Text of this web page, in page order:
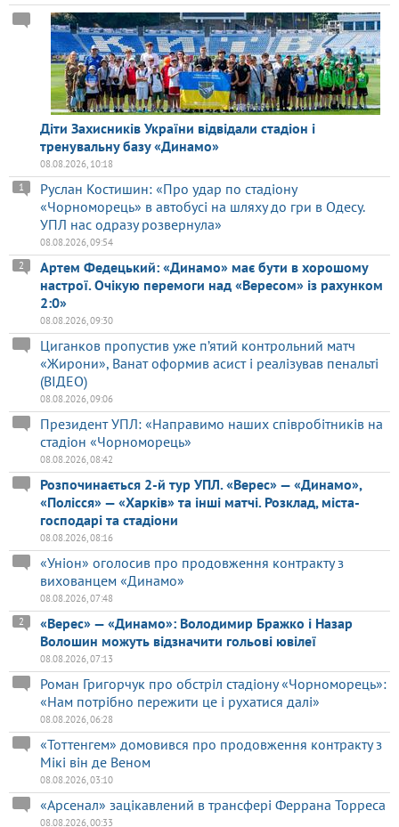
Діти Захисників України відвідали стадіон і
тренувальну базу «Динамо»
08.08.2026, 10:18
Руслан Костишин: «Про удар по стадіону
«Чорноморець» в автобусі на шляху до гри в Одесу.
УПЛ нас одразу розвернула»
1
08.08.2026, 09:54
Артем Федецький: «Динамо» має бути в хорошому
настрої. Очікую перемоги над «Вересом» із рахунком
2:0»
2
08.08.2026, 09:30
Циганков пропустив уже п’ятий контрольний матч
«Жирони», Ванат оформив асист і реалізував пенальті
(ВІДЕО)
08.08.2026, 09:06
Президент УПЛ: «Направимо наших співробітників на
стадіон «Чорноморець»
08.08.2026, 08:42
Розпочинається 2-й тур УПЛ. «Верес» — «Динамо»,
«Полісся» — «Харків» та інші матчі. Розклад, міста-
господарі та стадіони
08.08.2026, 08:16
«Уніон» оголосив про продовження контракту з
вихованцем «Динамо»
08.08.2026, 07:48
«Верес» — «Динамо»: Володимир Бражко і Назар
Волошин можуть відзначити гольові ювілеї
2
08.08.2026, 07:13
Роман Григорчук про обстріл стадіону «Чорноморець»:
«Нам потрібно пережити це і рухатися далі»
08.08.2026, 06:28
«Тоттенгем» домовився про продовження контракту з
Мікі він де Веном
08.08.2026, 03:10
«Арсенал» зацікавлений в трансфері Феррана Торреса
08.08.2026, 00:33